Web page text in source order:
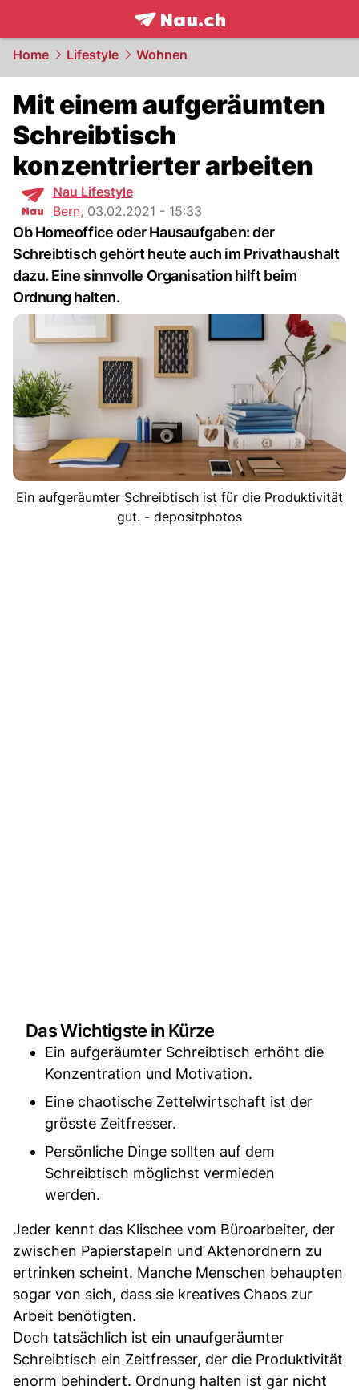
frontpage.NAU.ch
Home Lifestyle Wohnen
Mit einem aufgeräumten
Schreibtisch
konzentrierter arbeiten
Nau Lifestyle
Bern, 03.02.2021 - 15:33
Ob Homeoffice oder Hausaufgaben: der
Schreibtisch gehört heute auch im Privathaushalt
dazu. Eine sinnvolle Organisation hilft beim
Ordnung halten.
Ein aufgeräumter Schreibtisch ist für die Produktivität
gut. - depositphotos
Das Wichtigste in Kürze
Ein aufgeräumter Schreibtisch erhöht die
Konzentration und Motivation.
Eine chaotische Zettelwirtschaft ist der
grösste Zeitfresser.
Persönliche Dinge sollten auf dem
Schreibtisch möglichst vermieden
werden.
Jeder kennt das Klischee vom Büroarbeiter, der
zwischen Papierstapeln und Aktenordnern zu
ertrinken scheint. Manche Menschen behaupten
sogar von sich, dass sie kreatives Chaos zur
Arbeit benötigten.
Doch tatsächlich ist ein unaufgeräumter
Schreibtisch ein Zeitfresser, der die Produktivität
enorm behindert. Ordnung halten ist gar nicht